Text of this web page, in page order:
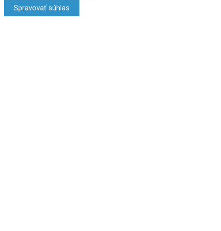
Spravovať súhlas